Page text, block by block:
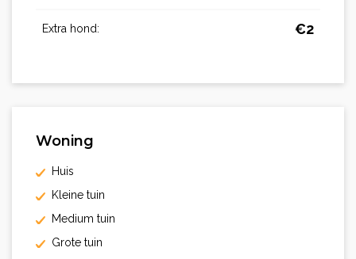
Extra hond: €2
Woning
Huis
Kleine tuin
Medium tuin
Grote tuin